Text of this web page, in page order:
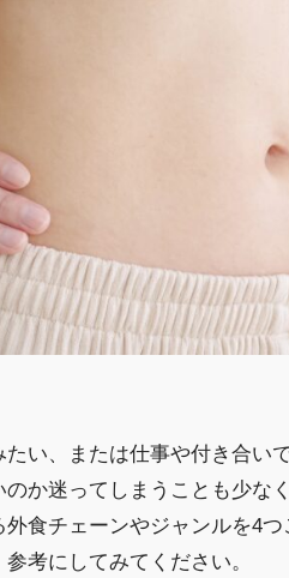
い、または仕事や付き合い
か迷ってしまうことも少な
食チェーンやジャンルを4
考にしてみてください。